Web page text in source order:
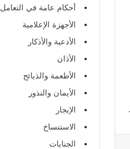
أحكام عامة في التعامل
الأجهزة الإعلامية
الأدعية والأذكار
الأذان
الأطعمة والذبائح
الأيمان والنذور
الإيجار
الاستنساخ
الجنايات